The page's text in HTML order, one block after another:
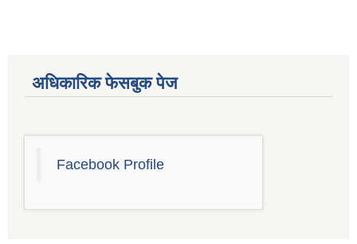
अधिकारिक फेसबुक पेज
Facebook Profile